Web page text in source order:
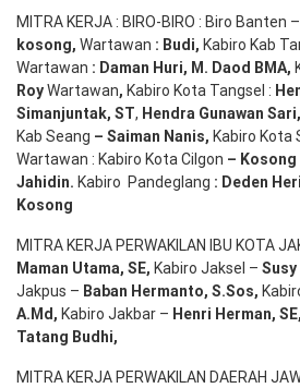
MITRA KERJA : BIRO-BIRO : Biro Banten
kosong, Wartawan : Budi, Kabiro Kab
Wartawan : Daman Huri, M. Daod BMA,
RoyWartawan, Kabiro Kota Tangsel :
Simanjuntak, ST, Hendra Gunawan Sari,
Kab Seang – Saiman Nanis, Kabiro Kota
Wartawan : Kabiro Kota Cilgon – Kosong
Jahidin. Kabiro Pandeglang : Deden
Kosong
MITRA KERJA PERWAKILAN IBU KOTA
Maman Utama, SE, Kabiro Jaksel – Susy
Jakpus – Baban Hermanto, S.Sos,
A.Md, Kabiro Jakbar – Henri Herman, SE,
Tatang Budhi,
MITRA KERJA PERWAKILAN DAERAH